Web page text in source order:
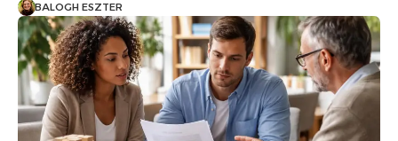
BALOGH ESZTER